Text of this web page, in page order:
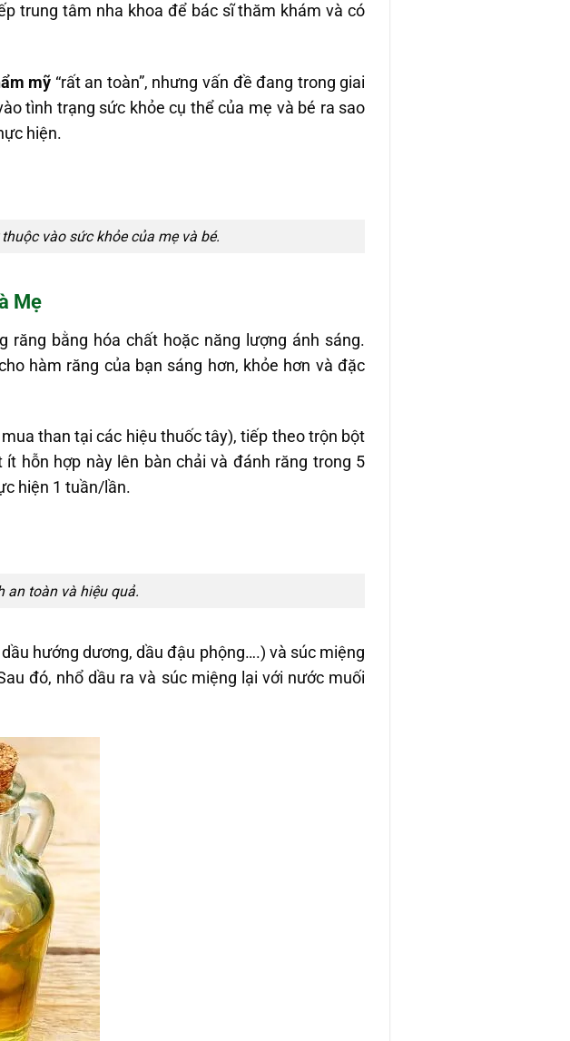
trung tâm nha khoa để bác sĩ thăm khám và có
mỹ “rất an toàn”, nhưng vấn đề đang trong giai
tình trạng sức khỏe cụ thể của mẹ và bé ra sao
hiện.
vào sức khỏe của mẹ và bé.
Mẹ
bằng hóa chất hoặc năng lượng ánh sáng.
hàm răng của bạn sáng hơn, khỏe hơn và đặc
than tại các hiệu thuốc tây), tiếp theo trộn bột
hỗn hợp này lên bàn chải và đánh răng trong 5
hiện 1 tuần/lần.
an toàn và hiệu quả.
hướng dương, dầu đậu phộng….) và súc miệng
đó, nhổ dầu ra và súc miệng lại với nước muối